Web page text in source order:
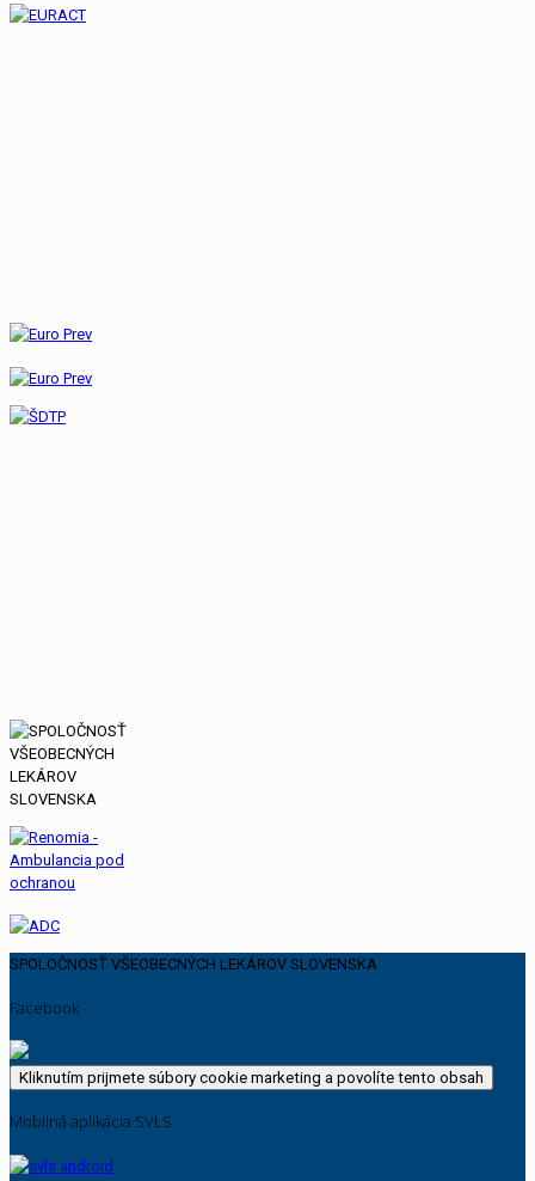
SPOLOČNOSŤ VŠEOBECNÝCH LEKÁROV SLOVENSKA
Facebook
Kliknutím prijmete súbory cookie marketing a povolíte tento obsah
Mobilná aplikácia SVLS